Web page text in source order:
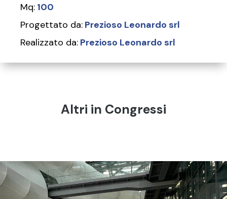
Mq: 100
Progettato da: Prezioso Leonardo srl
Realizzato da: Prezioso Leonardo srl
Altri in Congressi